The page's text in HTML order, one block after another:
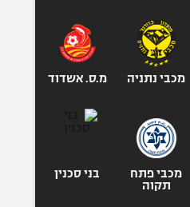
אופניים
ספורט מוטורי
כדורמים
בייסבול MLB
ספורט אתגרי
אומנויות לחימה
מכבי נתניה מ.ס. אשדוד
מכבי פתח
תקוה
בני סכנין